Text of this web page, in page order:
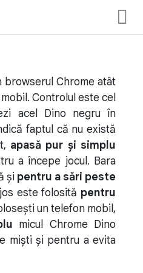
Chrome atât
Controlul este cel
acel Dino negru în
faptul că nu există
apasă pur și simplu
a începe jocul. Bara
și pentru a sări peste
este folosită pentru
un telefon mobil,
micul Chrome Dino
miști și pentru a evita